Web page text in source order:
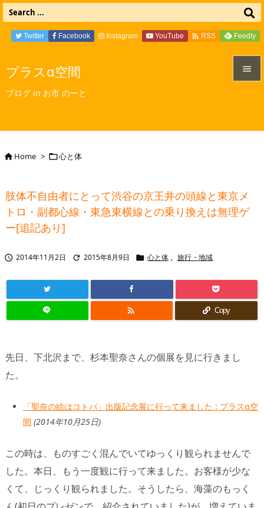
プラスα空間
ブログ in お市 のーと

次へ

Twitter Facebook Instagram YouTube  RSS Feedly
Home > 心と体
肢体不自由者にとって渋谷の京王井の頭線と東京メ
トロ・副都心線・東急東横線との乗り換えは無理ゲ
ー[追記あり]
 2014年11月2日  2015年8月9日  心と体 , 旅行・地域
 Copy
先日、下北沢まで、杉本聖奈さんの個展を見に行きまし
た。
「聖奈の絵はコトバ」出版記念展に行って来ました : プラスα空
間 (2014年10月25日)
この時は、ものすごく混んでいてゆっくり観られませんで
した。本日、もう一度観に行って来ました。お客様が少な
くて、じっくり観られました。そうしたら、海藻のもっく